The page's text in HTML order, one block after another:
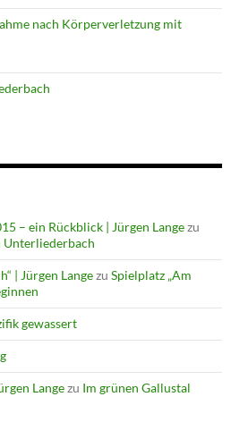
nach Körperverletzung mit
– ein Rückblick | Jürgen Langezu
| Jürgen Langezu Spielplatz „Am
gewassert
Langezu Im grünen Gallustal